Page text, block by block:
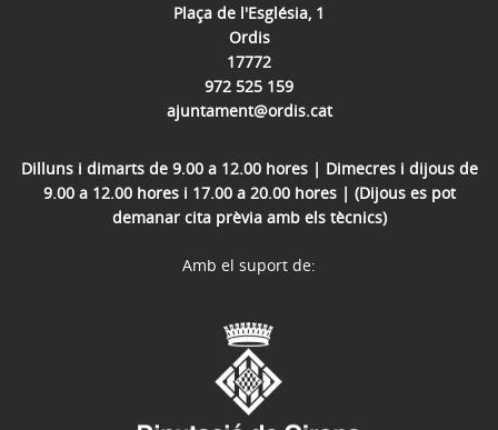
Plaça de l'Església, 1
Ordis
17772
972 525 159
ajuntament@ordis.cat
Dilluns i dimarts de 9.00 a 12.00 hores | Dimecres i dijous de
9.00 a 12.00 hores i 17.00 a 20.00 hores | (Dijous es pot
demanar cita prèvia amb els tècnics)
Amb el suport de: